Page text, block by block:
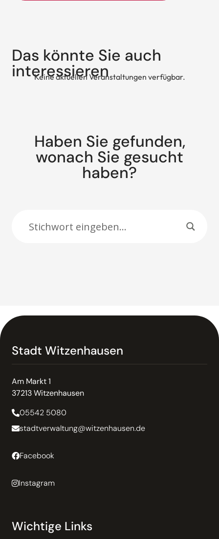
Das könnte Sie auch
interessieren
Keine aktuellen Veranstaltungen verfügbar.
Haben Sie gefunden,
wonach Sie gesucht
haben?
Stadt Witzenhausen
Am Markt 1
37213 Witzenhausen
05542 5080
stadtverwaltung@witzenhausen.de
Facebook
Instagram
Wichtige Links